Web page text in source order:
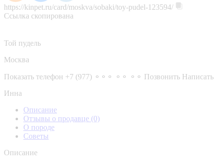
https://kinpet.ru/card/moskva/sobaki/toy-pudel-123594/
Ссылка скопирована
Той пудель
Москва
Показать телефон +7 (977) ⚬⚬⚬ ⚬⚬ ⚬⚬ Позвонить Написать
Инна
Описание
Отзывы о продавце (0)
О породе
Советы
Описание